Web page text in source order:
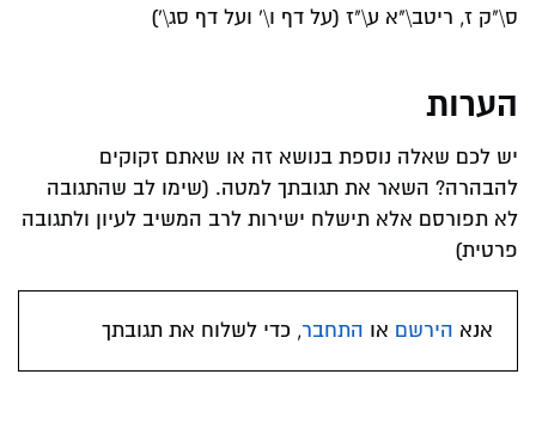
ס\"ק ז, ריטב\"א ע\"ז (על דף ו\' ועל דף סג\')
הערות
יש לכם שאלה נוספת בנושא זה או שאתם זקוקים
להבהרה? השאר את תגובתך למטה. (שימו לב שהתגובה
לא תפורסם אלא תישלח ישירות לרב המשיב לעיון ולתגובה
פרטית)
אנא הירשם או התחבר, כדי לשלוח את תגובתך